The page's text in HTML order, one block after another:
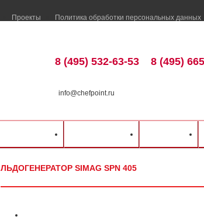
Проекты Политика обработки персональных данных
8 (495) 532-63-53
info@chefpoint.ru
8 (495)
ЛЬДОГЕНЕРАТОР SIMAG SPN 405